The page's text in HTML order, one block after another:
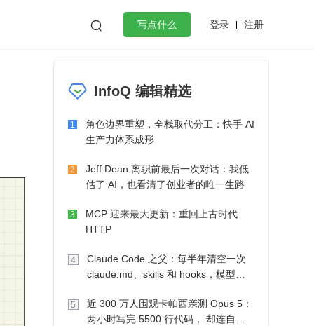
 写点什么 登录 注册
微服务架构 flutter
InfoQ 编辑精选
1
角色边界重塑，全栈取代分工：快手 AI
生产力体系成形
2
Jeff Dean 离职前最后一次对话：我低
估了 AI，也看清了创业者的唯一生路
3
MCP 迎来最大更新：重回上古时代
HTTP
4
Claude Code 之父：每半年清空一次
claude.md、skills 和 hooks，模型自
5
近 300 万人围观卡帕西亲测 Opus 5：
两小时写完 5500 行代码， 却连自己